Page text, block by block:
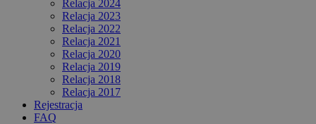
Relacja 2024
Relacja 2023
Relacja 2022
Relacja 2021
Relacja 2020
Relacja 2019
Relacja 2018
Relacja 2017
Rejestracja
FAQ